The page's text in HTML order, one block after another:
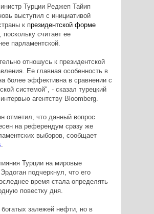
Турции Реджеп Тайип
выступил с инициативой
к президентской форме
поскольку считает ее
парламентской.
отношусь к президентской
Ее главная особенность в
более эффективна в сравнении с
системой", - сказал турецкий
агентству Bloomberg.
отметил, что данный вопрос
на референдум сразу же
выборов, сообщает
.
Турции на мировые
подчеркнул, что его
время стала определять
повестку дня.
залежей нефти, но в